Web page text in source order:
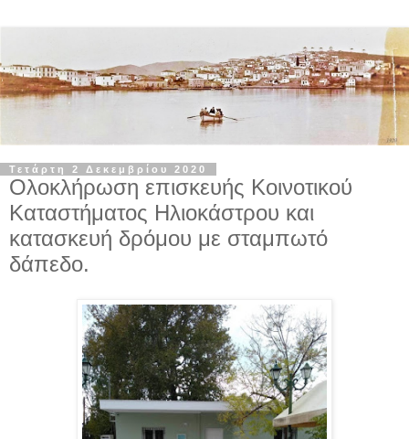
Τετάρτη 2 Δεκεμβρίου 2020
Ολοκλήρωση επισκευής Κοινοτικού
Καταστήματος Ηλιοκάστρου και
κατασκευή δρόμου με σταμπωτό
δάπεδο.